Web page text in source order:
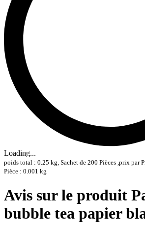
Loading...
poids total : 0.25 kg, Sachet de 200 Pièces ,prix par
Pièce : 0.001 kg
Avis sur le produit
bubble tea papier